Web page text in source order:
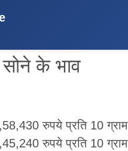
के भाव
रुपये प्रति 10 ग्राम
रुपये प्रति 10 ग्राम